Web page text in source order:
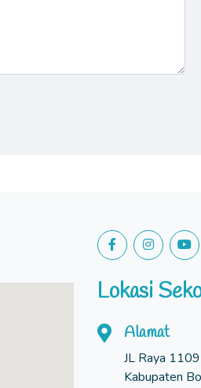
Lokasi
Alamat
JL Raya
Kabupaten